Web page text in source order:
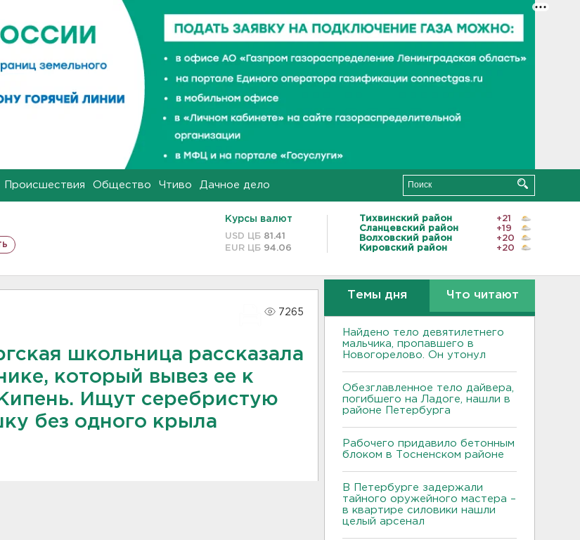
Происшествия Общество Чтиво Дачное дело
Курсы валют
USD ЦБ 81.41
EUR ЦБ 94.06
Тихвинский район
+21
Сланцевский район
+19
Волховский район
+20
Кировский район
+20
7265
школьница рассказала
который вывез ее к
Ищут серебристую
без одного крыла
Темы дня Что читают
Найдено тело девятилетнего
мальчика, пропавшего в
Новогорелово. Он утонул
Обезглавленное тело дайвера,
погибшего на Ладоге, нашли в
районе Петербурга
Рабочего придавило бетонным
блоком в Тосненском районе
В Петербурге задержали
тайного оружейного мастера –
в квартире силовики нашли
целый арсенал